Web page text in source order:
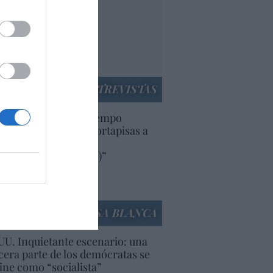
con
acusa una
ENTREVISTAS
lleva mucho tiempo
aranceles y cortapisas a
(y europeas)”
anteriores
LA CASA BLANCA
Inquietante escenario: una
parte de los demócratas se
como “socialista”